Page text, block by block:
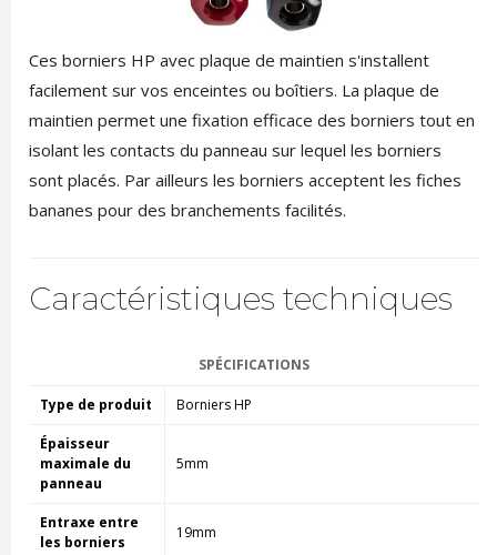
Ces borniers HP avec plaque de maintien s'installent
facilement sur vos enceintes ou boîtiers. La plaque de
maintien permet une fixation efficace des borniers tout en
isolant les contacts du panneau sur lequel les borniers
sont placés. Par ailleurs les borniers acceptent les fiches
bananes pour des branchements facilités.
Caractéristiques techniques
SPÉCIFICATIONS
Type de produit Borniers HP
Épaisseur
maximale du
panneau
5mm
Entraxe entre
les borniers
19mm